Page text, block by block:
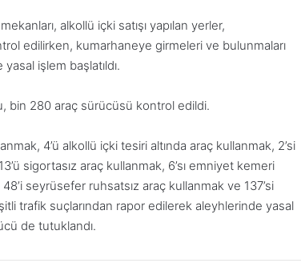
alkollü içki satışı yapılan yerler,
edilirken, kumarhaneye girmeleri ve bulunmaları
işlem başlatıldı.
bin 280 araç sürücüsü kontrol edildi.
4’ü alkollü içki tesiri altında araç kullanmak, 2’si
sigortasız araç kullanmak, 6’sı emniyet kemeri
seyrüsefer ruhsatsız araç kullanmak ve 137’si
trafik suçlarından rapor edilerek aleyhlerinde yasal
de tutuklandı.